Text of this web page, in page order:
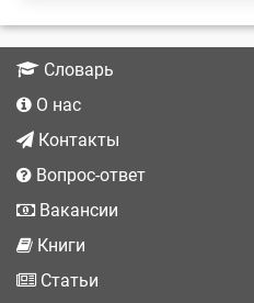
Словарь
О нас
Контакты
Вопрос-ответ
Вакансии
Книги
Статьи